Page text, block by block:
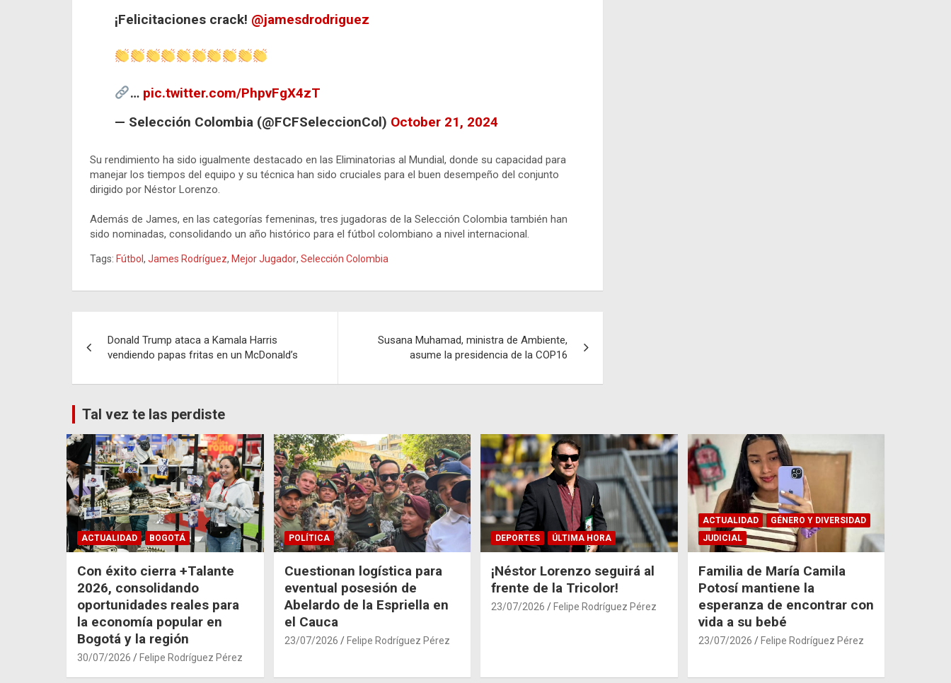
¡Felicitaciones crack! @jamesdrodriguez
… pic.twitter.com/PhpvFgX4zT
— Selección Colombia (@FCFSeleccionCol) October 21, 2024
Su rendimiento ha sido igualmente destacado en las Eliminatorias al Mundial, donde su capacidad para
manejar los tiempos del equipo y su técnica han sido cruciales para el buen desempeño del conjunto
dirigido por Néstor Lorenzo.
Además de James, en las categorías femeninas, tres jugadoras de la Selección Colombia también han
sido nominadas, consolidando un año histórico para el fútbol colombiano a nivel internacional.
Tags: Fútbol , James Rodríguez, Mejor Jugador, Selección Colombia
de
entradas
Donald Trump ataca a Kamala Harris
vendiendo papas fritas en un McDonald’s
Susana Muhamad, ministra de Ambiente,
asume la presidencia de la COP16
Tal vez te las perdiste
ACTUALIDAD BOGOTÁ
Con éxito cierra +Talante
2026, consolidando
oportunidades reales para
la economía popular en
Bogotá y la región
30/07/2026 Felipe Rodríguez Pérez
POLÍTICA
Cuestionan logística para
eventual posesión de
Abelardo de la Espriella en
el Cauca
23/07/2026 Felipe Rodríguez Pérez
DEPORTES ÚLTIMA HORA
¡Néstor Lorenzo seguirá al
frente de la Tricolor!
23/07/2026 Felipe Rodríguez Pérez
ACTUALIDAD
GÉNERO Y DIVERSIDAD
JUDICIAL
Familia de María Camila
Potosí mantiene la
esperanza de encontrar con
vida a su bebé
23/07/2026 Felipe Rodríguez Pérez